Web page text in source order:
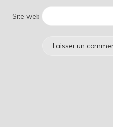
Site web